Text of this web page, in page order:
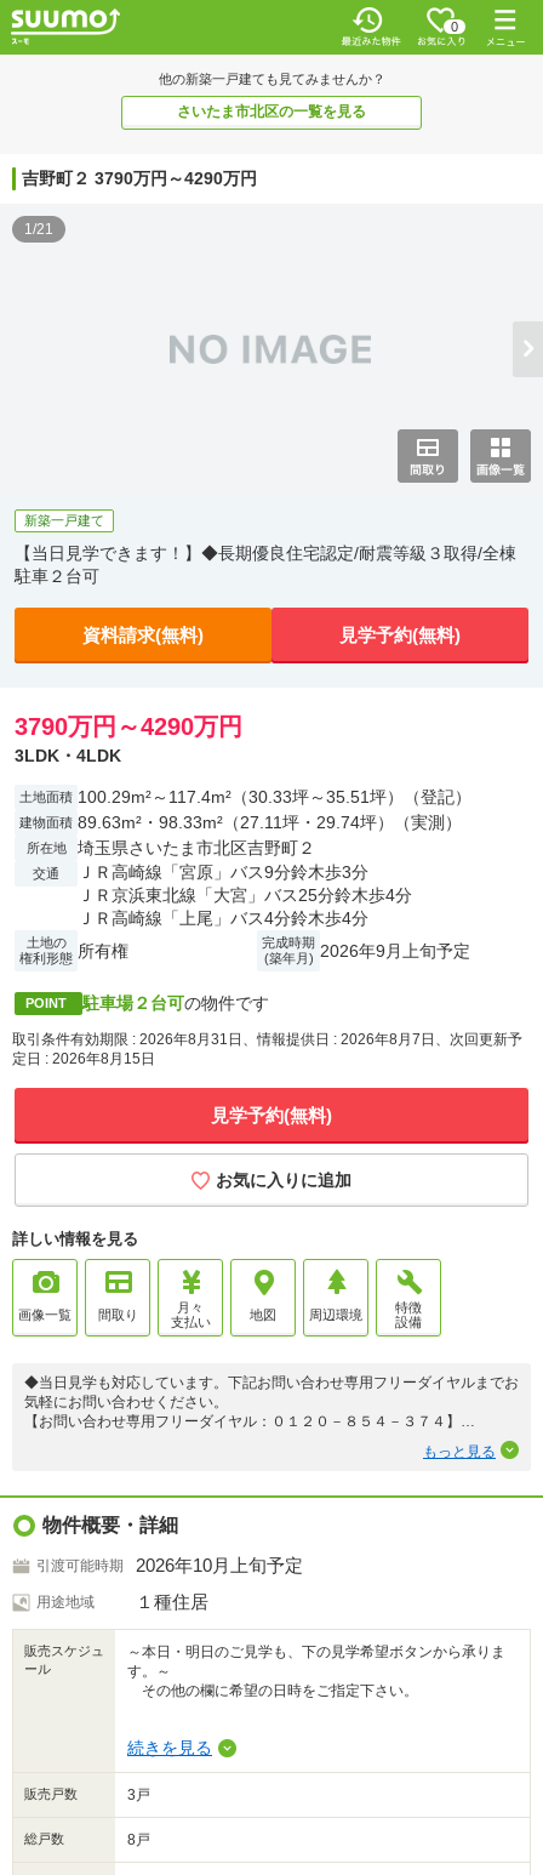
0
他の新築一戸建ても見てみませんか？
さいたま市北区の一覧を見る
吉野町２ 3790万円～4290万円
1/21
新築一戸建て
【当日見学できます！】◆長期優良住宅認定/耐震等級３取得/全棟
駐車２台可
資料請求(無料) 見学予約(無料)
3790万円～4290万円
3LDK・4LDK
土地面積 100.29m²～117.4m²（30.33坪～35.51坪）（登記）
建物面積 89.63m²・98.33m²（27.11坪・29.74坪）（実測）
所在地 埼玉県さいたま市北区吉野町２
交通
ＪＲ高崎線「宮原」バス9分鈴木歩3分
ＪＲ京浜東北線「大宮」バス25分鈴木歩4分
ＪＲ高崎線「上尾」バス4分鈴木歩4分
土地の
権利形態 所有権
完成時期
(築年月) 2026年9月上旬予定
POINT 駐車場２台可の物件です
取引条件有効期限 : 2026年8月31日、情報提供日 : 2026年8月7日、次回更新予
定日 : 2026年8月15日
見学予約(無料)
お気に入りに追加
詳しい情報を見る
画像一覧 間取り
月々
支払い
地図 周辺環境
特徴
設備
◆当日見学も対応しています。下記お問い合わせ専用フリーダイヤルまでお
気軽にお問い合わせください。
【お問い合わせ専用フリーダイヤル：０１２０－８５４－３７４】
◆ご来店、ご見学の際は、ご自宅まで車での送迎も行っております。
（1）お客様一人ひとりに専属FPを一生涯無料でサポートする支援制度
（2）未来カレンダーによる無理のない返済シミュレーション（詳しくはお
問合せください）
（3）当社提携銀行のご紹介／最低水準の金利+手厚い団信保険付き住宅ロ
ーン
（4）物件ごとの災害レポート配布
（5）火災保険、引越費用の割引サポート（団体割引等）
もっと見る
物件概要・詳細
引渡可能時期 2026年10月上旬予定
用途地域 １種住居
販売スケジュ
ール
～本日・明日のご見学も、下の見学希望ボタンから承りま
す。～
その他の欄に希望の日時をご指定下さい。
８５４－３７４】まで。
■ご案内方法
ご自宅送迎・最寄り駅等でお待ち合わせ・弊社へのご来社
周辺環境、その他お客様の希望に合わせた物件などもご案
内をいたします。
続きを見る
販売戸数 3戸
総戸数 8戸